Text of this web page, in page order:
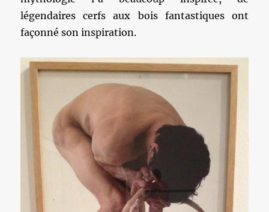
légendaires cerfs aux bois fantastiques ont
façonné son inspiration.